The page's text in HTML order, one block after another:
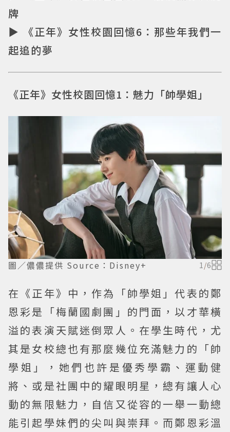
牌
▶ 《正年》女性校園回憶6：那些年我們一
起追的夢
《正年》女性校園回憶1：魅力「帥學姐」
圖／儂儂提供 Source：Disney+ 1 /6
在《正年》中，作為「帥學姐」代表的鄭
恩彩是「梅蘭國劇團」的門面，以才華橫
溢的表演天賦迷倒眾人。在學生時代，尤
其是女校總也有那麼幾位充滿魅力的「帥
學姐」，她們也許是優秀學霸、運動健
將、或是社團中的耀眼明星，總有讓人心
動的無限魅力，自信又從容的一舉一動總
能引起學妹們的尖叫與崇拜。而鄭恩彩溫